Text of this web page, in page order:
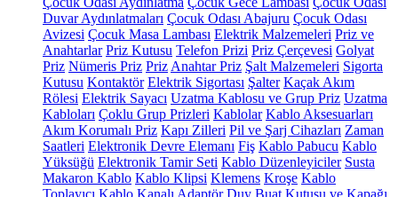
Duvar Aydınlatmaları Çocuk Odası Abajuru Çocuk Odası
Avizesi Çocuk Masa Lambası Elektrik Malzemeleri Priz ve
Anahtarlar Priz Kutusu Telefon Prizi Priz Çerçevesi Golyat
Priz Nümeris Priz Priz Anahtar Priz Şalt Malzemeleri Sigorta
Kutusu Kontaktör Elektrik Sigortası Şalter Kaçak Akım
Rölesi Elektrik Sayacı Uzatma Kablosu ve Grup Priz Uzatma
Kabloları Çoklu Grup Prizleri Kablolar Kablo Aksesuarları
Akım Korumalı Priz Kapı Zilleri Pil ve Şarj Cihazları Zaman
Saatleri Elektronik Devre Elemanı Fiş Kablo Pabucu Kablo
Yüksüğü Elektronik Tamir Seti Kablo Düzenleyiciler Susta
Makaron Kablo Kablo Klipsi Klemens Kroşe Kablo
Toplayıcı Kablo Kanalı Adaptör Duy Buat Kutusu ve Kapağı